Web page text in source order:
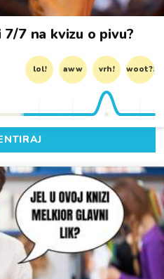
7 na kvizu o pivu?
lol! aww vrh! woot?!